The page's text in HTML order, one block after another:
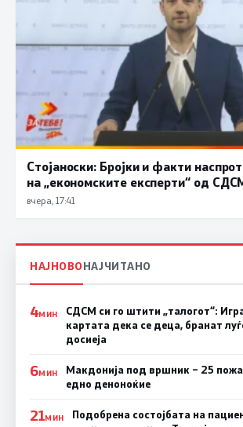
Стојаноски: Бројки и факти
на „економските експерти“ од
вчера, 17:41
НАЈНОВОНАЈЧИТАНО
4МИН
СДСМ си го штити „талогот“:
картата дека се деца, бранат
досиеја
6МИН
Макдонија под вршник – 25
едно деноноќие
21МИН
Подобрена состојбата на